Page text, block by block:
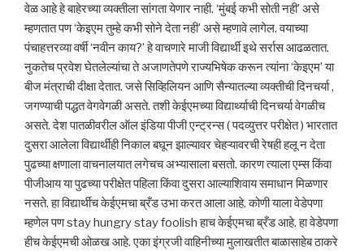
वेळ आहे हे बाहेरच्या व्यक्तीला सांगता येणार नाही. ‘मुंबई कभी सोती नही’ असे
म्हणतात पण ‘केइएम तुम्हे कभी सोने देता नही’ असे म्हणावे लागेल. वयाच्या
पंचाहत्तरव्या वर्षी ‘नवीन काय?’ हे वाचणारे माजी विद्यार्थी इथे सर्रास आढळतात.
नुकतेच प्रवेश घेतलेल्यांचा ते अजाणतेपणे राज्यभिषेक करून त्यांना ‘केइएम’ या
बीज मंत्राची दीक्षा देतात. जसे सिव्हिलियन आणि सैन्यातल्या व्यक्तीची दिनचर्या ,
जगण्याची पद्धत वेगवेगळी असते. तशी केईएमच्या विद्यार्थ्याची दिनचर्या वेगळीच
असते. देश पातळीवरील ऑल इंडिया पीजी एन्ट्रन्स ( पदव्युत्तर परीक्षेत ) भारतात
दुसरा आलेला विद्यार्थीही निकाल बघून झाल्यावर चेहऱ्यावरची रेषही हलू न देता
पुढच्या क्षणाला वाचनालयात लगेचच अभ्यासाला बसतो. कारण त्याला एम्स किंवा
पीजीआय या पुढच्या परीक्षेत पहिला किंवा दुसरा आल्याशिवाय समाधान मिळणार
नसते. हा विद्यार्थीच केईएमचा ब्रँड उभा करत आला आहे. कोणी याला वेडेपणा
म्हणेल पण stay hungry stay foolish हाच केईएमचा ब्रँड आहे. हा वेडेपणा
हीच केईएमची ओळख आहे. एका इंग्रजी वाहिनीच्या मुलाखतीत बाळासाहेब ठाकरे